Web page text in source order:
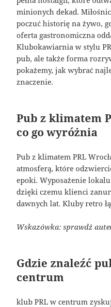
minionych dekad.
poczuć historię na żywo,
oferta gastronomiczna
Klubokawiarnia w stylu
pub, ale także forma
pokażemy, jak wybrać
znaczenie.
Pub z klimatem
co go wyróżnia
Pub z klimatem PRL
atmosferą, które
epoki. Wyposażenie
dzięki czemu klienci
dawnych lat. Kluby retro
Wskazówka: sprawdź
Gdzie znaleźć
centrum
klub PRL w centrum